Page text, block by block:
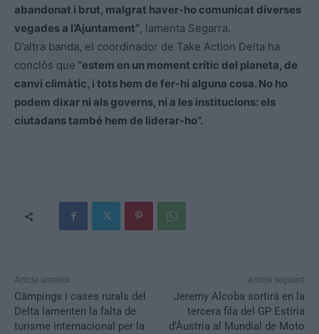
abandonat i brut, malgrat haver-ho comunicat diverses
vegades a l’Ajuntament”, lamenta Segarra.
D’altra banda, el coordinador de Take Action Delta ha
conclòs que “estem en un moment crític del planeta, de
canvi climàtic, i tots hem de fer-hi alguna cosa. No ho
podem dixar ni als governs, ni a les institucions: els
ciutadans també hem de liderar-ho”.
Article anterior
Càmpings i cases rurals del
Delta lamenten la falta de
turisme internacional per la
Article següent
Jeremy Alcoba sortirà en la
tercera fila del GP Estíria
d’Àustria al Mundial de Moto